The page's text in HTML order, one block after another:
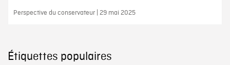
Perspective du conservateur | 29 mai 2025
Étiquettes populaires